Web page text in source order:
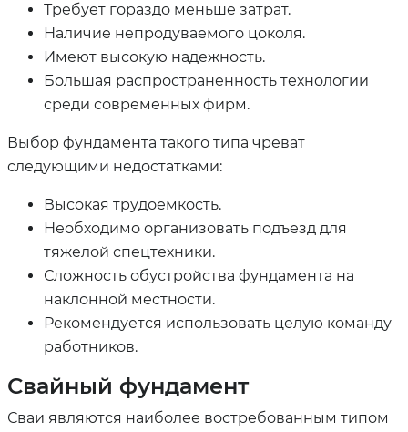
Требует гораздо меньше затрат.
Наличие непродуваемого цоколя.
Имеют высокую надежность.
Большая распространенность технологии
среди современных фирм.
Выбор фундамента такого типа чреват
следующими недостатками:
Высокая трудоемкость.
Необходимо организовать подъезд для
тяжелой спецтехники.
Сложность обустройства фундамента на
наклонной местности.
Рекомендуется использовать целую команду
работников.
Свайный фундамент
Сваи являются наиболее востребованным типом